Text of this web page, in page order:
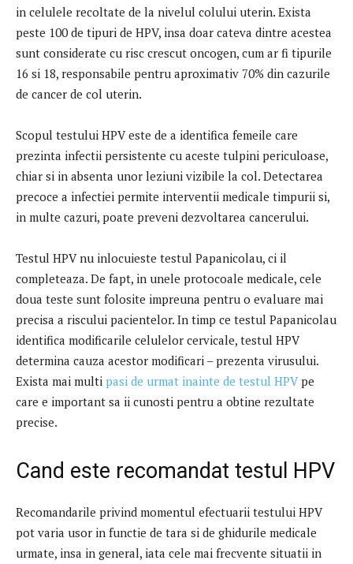
in celulele recoltate de la nivelul colului uterin. Exista
peste 100 de tipuri de HPV, insa doar cateva dintre acestea
sunt considerate cu risc crescut oncogen, cum ar fi tipurile
16 si 18, responsabile pentru aproximativ 70% din cazurile
de cancer de col uterin.
Scopul testului HPV este de a identifica femeile care
prezinta infectii persistente cu aceste tulpini periculoase,
chiar si in absenta unor leziuni vizibile la col. Detectarea
precoce a infectiei permite interventii medicale timpurii si,
in multe cazuri, poate preveni dezvoltarea cancerului.
Testul HPV nu inlocuieste testul Papanicolau, ci il
completeaza. De fapt, in unele protocoale medicale, cele
doua teste sunt folosite impreuna pentru o evaluare mai
precisa a riscului pacientelor. In timp ce testul Papanicolau
identifica modificarile celulelor cervicale, testul HPV
determina cauza acestor modificari – prezenta virusului.
Exista mai multi pasi de urmat inainte de testul HPVpe
care e important sa ii cunosti pentru a obtine rezultate
precise.
Cand este recomandat testul HPV
Recomandarile privind momentul efectuarii testului HPV
pot varia usor in functie de tara si de ghidurile medicale
urmate, insa in general, iata cele mai frecvente situatii in